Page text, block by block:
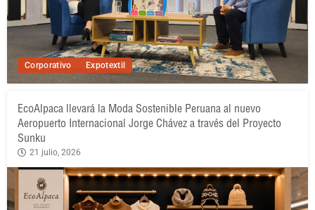
Corporativo Expotextil
EcoAlpaca llevará la Moda Sostenible Peruana al nuevo
Aeropuerto Internacional Jorge Chávez a través del Proyecto
Sunku
21 julio, 2026